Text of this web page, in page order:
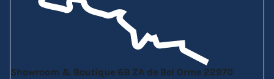
Showroom & Boutique 6B ZA de Bel Orme 22970